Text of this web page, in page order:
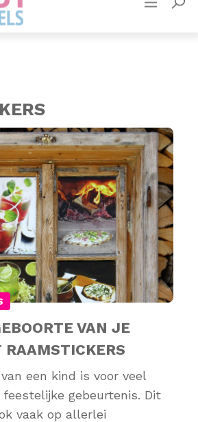
VAN JE
RAAMSTICKERS
een kind is voor veel
feestelijke gebeurtenis. Dit
vaak op allerlei